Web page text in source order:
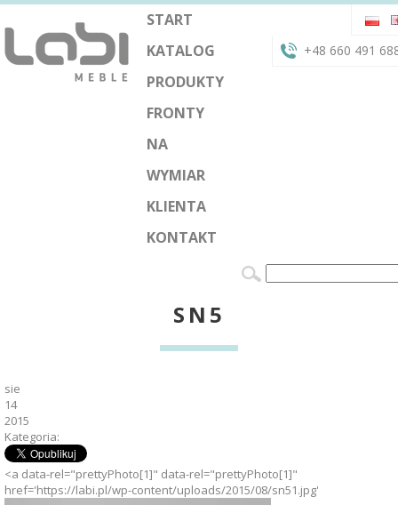
START
KATALOG
PRODUKTY
FRONTY
NA
WYMIAR
KLIENTA
KONTAKT
+48 660 491
SN5
sie
14
2015
Kategoria:
<a data-rel="prettyPhoto[1]" data-rel="prettyPhoto[1]"
href='https://labi.pl/wp-content/uploads/2015/08/sn51.jpg'